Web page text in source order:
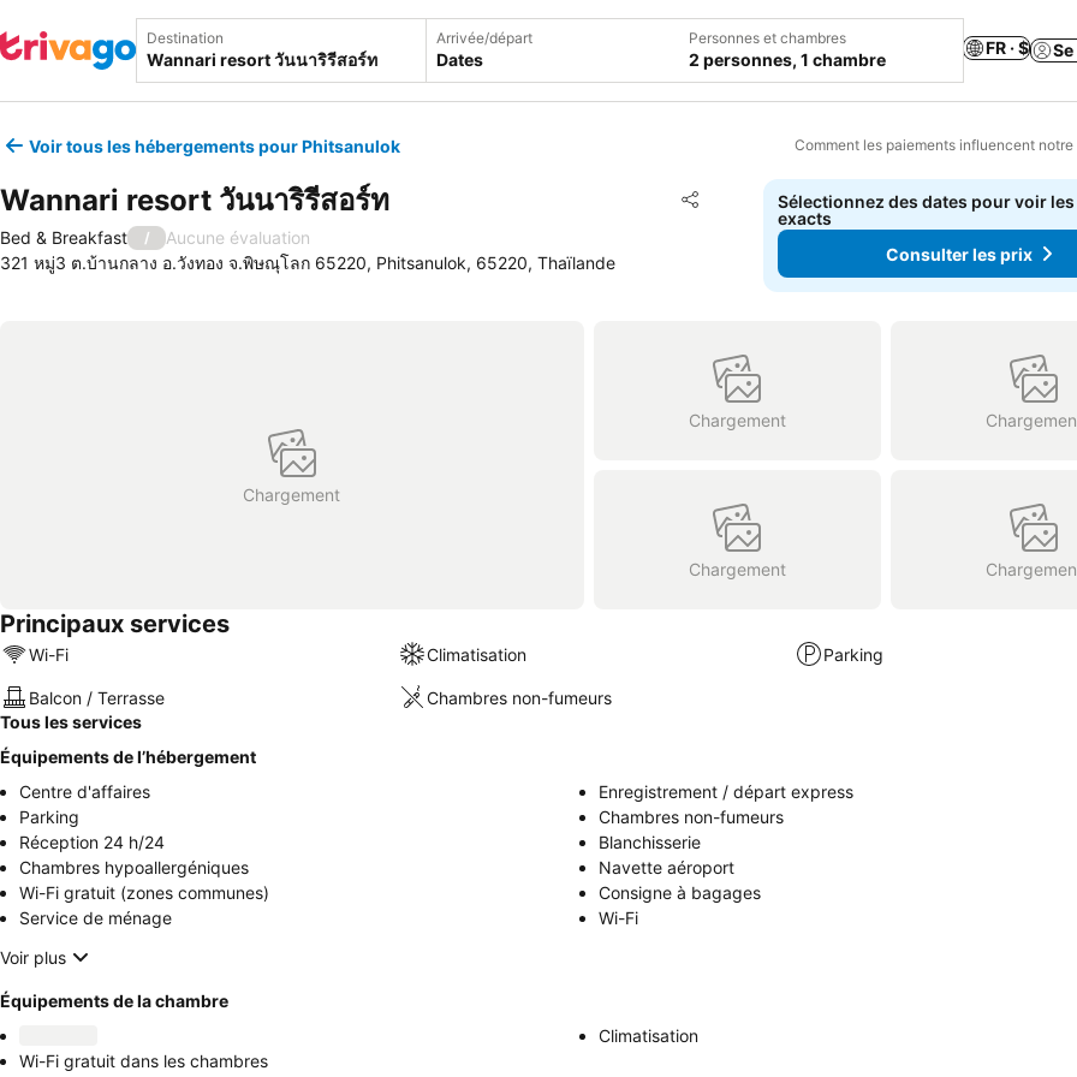
Destination Arrivée/départ
Dates
Personnes et chambres
2 personnes, 1 chambre
FR · $
Voir tous les hébergements pour Phitsanulok Comment les paiements influencent
Wannari resort วันนาริรีสอร์ท Partager
Ajouter à mes favoris
Bed & Breakfast /
Aucune évaluation
321 หมู่3 ต.บ้านกลาง อ.วังทอง จ.พิษณุโลก 65220, Phitsanulok, 65220, Thaïlande
Sélectionnez des dates pour voir
exacts
Consulter les prix
Chargement
Chargement
Chargement
Principaux services
Wi-Fi Climatisation Parking
Balcon / Terrasse
Chambres non-fumeurs
Tous les services
Équipements de l’hébergement
Centre d'affaires
Enregistrement / départ express
Parking
Chambres non-fumeurs
Réception 24 h/24
Blanchisserie
Chambres hypoallergéniques
Navette aéroport
Wi-Fi gratuit (zones communes)
Consigne à bagages
Service de ménage
Wi-Fi
Voir plus
Équipements de la chambre
Climatisation
Wi-Fi gratuit dans les chambres